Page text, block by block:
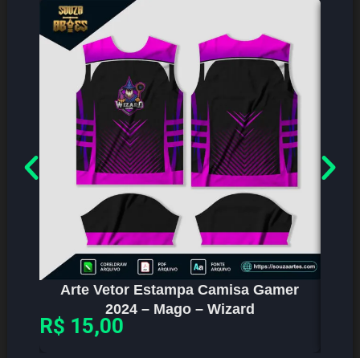
Arte Vetor Estampa Camisa Gamer
2024 – Mago – Wizard
R$ 15,00